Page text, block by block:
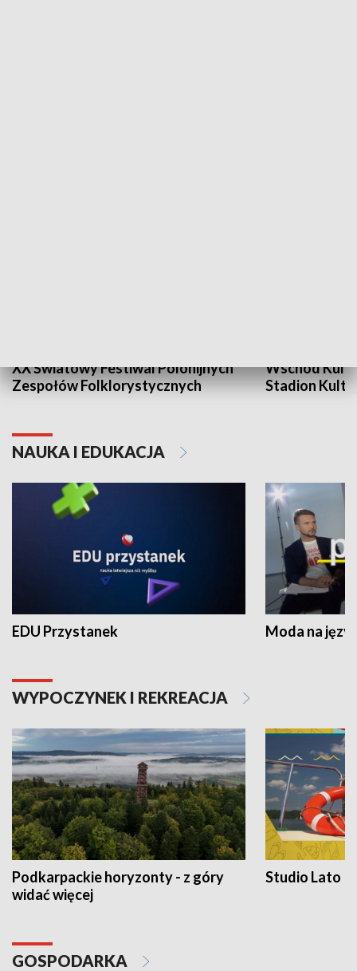
XX Światowy Festiwal Polonijnych
Zespołów Folklorystycznych
Wschód
Stadion
NAUKA I EDUKACJA
EDU Przystanek Moda na
WYPOCZYNEK I REKREACJA
Podkarpackie horyzonty - z góry
widać więcej
Studio Lato
GOSPODARKA